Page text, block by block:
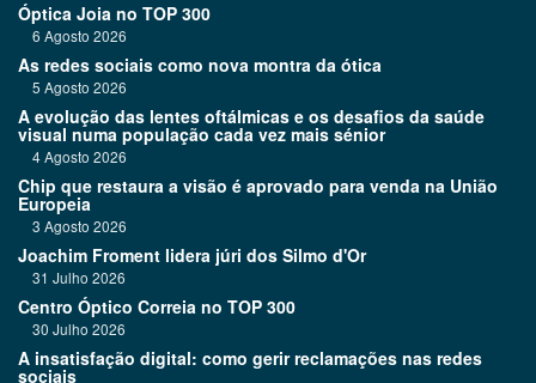
Óptica Joia no TOP 300
6 Agosto 2026
As redes sociais como nova montra da ótica
5 Agosto 2026
A evolução das lentes oftálmicas e os desafios da saúde
visual numa população cada vez mais sénior
4 Agosto 2026
Chip que restaura a visão é aprovado para venda na União
Europeia
3 Agosto 2026
Joachim Froment lidera júri dos Silmo d'Or
31 Julho 2026
Centro Óptico Correia no TOP 300
30 Julho 2026
A insatisfação digital: como gerir reclamações nas redes
sociais